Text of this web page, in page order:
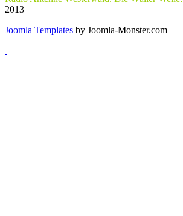
2013
Joomla Templates by Joomla-Monster.com